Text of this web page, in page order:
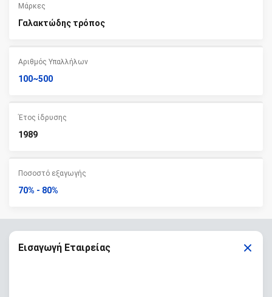
Μάρκες
Γαλακτώδης τρόπος
Αριθμός Υπαλλήλων
100~500
Έτος ίδρυσης
1989
Ποσοστό εξαγωγής
70% - 80%
Εισαγωγή Εταιρείας